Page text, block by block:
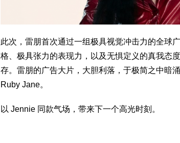
此次，雷朋首次通过一组极具视觉冲击力的全球
格、极具张力的表现力，以及无惧定义的真我
存。雷朋的广告大片，大胆利落，于极简之中暗
Ruby Jane。
以 Jennie 同款气场，带来下一个高光时刻。